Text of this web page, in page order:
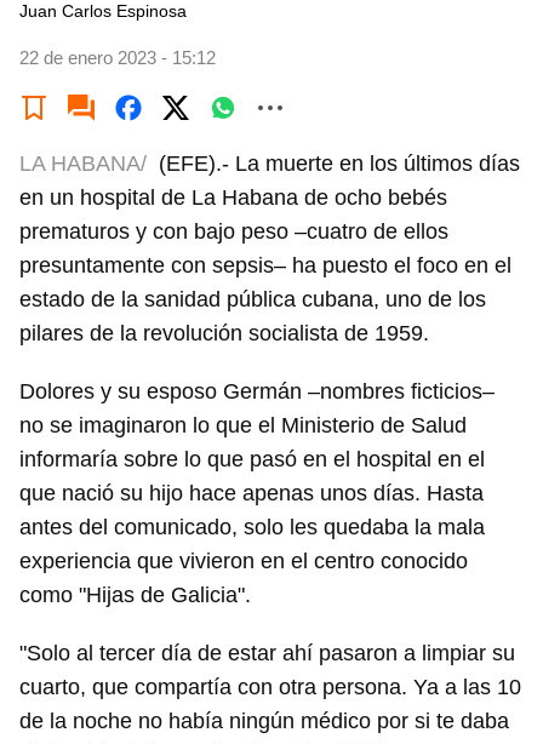
Juan Carlos Espinosa
22 de enero 2023 - 15:12
LA HABANA/ (EFE).- La muerte en los últimos días
en un hospital de La Habana de ocho bebés
prematuros y con bajo peso –cuatro de ellos
presuntamente con sepsis– ha puesto el foco en el
estado de la sanidad pública cubana, uno de los
pilares de la revolución socialista de 1959.
Dolores y su esposo Germán –nombres ficticios–
no se imaginaron lo que el Ministerio de Salud
informaría sobre lo que pasó en el hospital en el
que nació su hijo hace apenas unos días. Hasta
antes del comunicado, solo les quedaba la mala
experiencia que vivieron en el centro conocido
como "Hijas de Galicia".
"Solo al tercer día de estar ahí pasaron a limpiar su
cuarto, que compartía con otra persona. Ya a las 10
de la noche no había ningún médico por si te daba